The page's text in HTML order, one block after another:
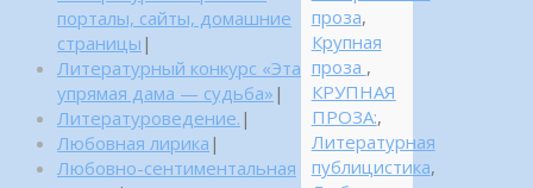
проза,
Крупная
проза ,
КРУПНАЯ
ПРОЗА:,
Литературная
публицистика,
порталы, сайты, домашние
страницы |
Литературный конкурс «Эта
упрямая дама — судьба» |
Литературоведение. |
Любовная лирика |
Любовно-сентиментальная